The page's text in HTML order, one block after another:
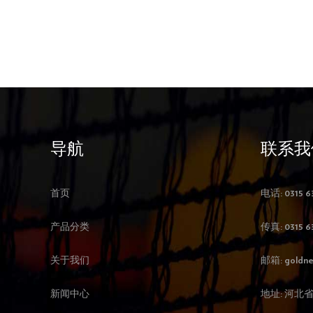
导航
首页
产品分类
关于我们
新闻中心
联系
电话: 0315
传真: 0315
邮箱:
地址: 河北